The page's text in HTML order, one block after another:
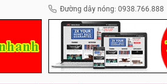
Đường dây nóng: 0938.766.888